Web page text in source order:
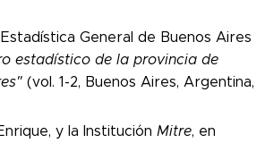
General de Buenos Aires
estadístico de la provincia de
(vol. 1-2, Buenos Aires, Argentina,
y la Institución Mitre, en